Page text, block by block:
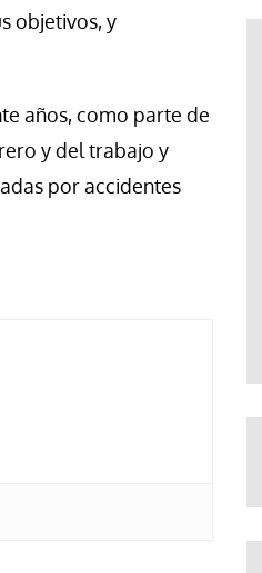
objetivos, y
años, como parte de
y del trabajo y
por accidentes